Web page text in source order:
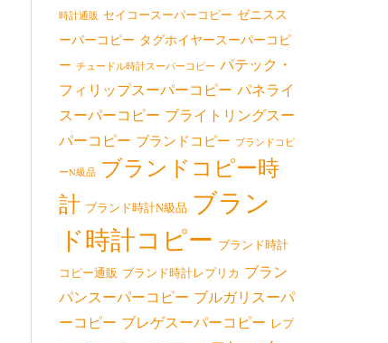
時計通販 セイコースーパーコピー ゼニスス
ーパーコピー タグホイヤースーパーコピ
ー チュードル時計スーパーコピー パテック・
フィリップスーパーコピー パネライ
スーパーコピー ブライトリングスー
パーコピー ブランドコピー ブランドコピ
ーN級品 ブランドコピー時
計 ブランド時計N級品 ブラン
ド時計コピー ブランド時計
コピー通販 ブランド時計レプリカ ブラン
パンスーパーコピー ブルガリスーパ
ーコピー ブレゲスーパーコピー レプ